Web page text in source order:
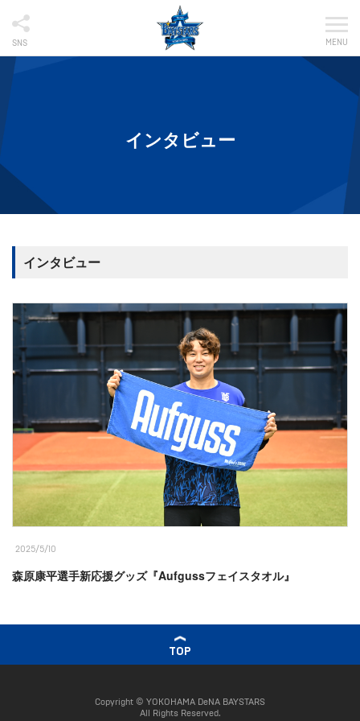
SNS MENU
インタビュー
インタビュー
2025/5/10
森原康平選手新応援グッズ『Aufgussフェイスタオル』
TOP
Copyright © YOKOHAMA DeNA BAYSTARS
All Rights Reserved.